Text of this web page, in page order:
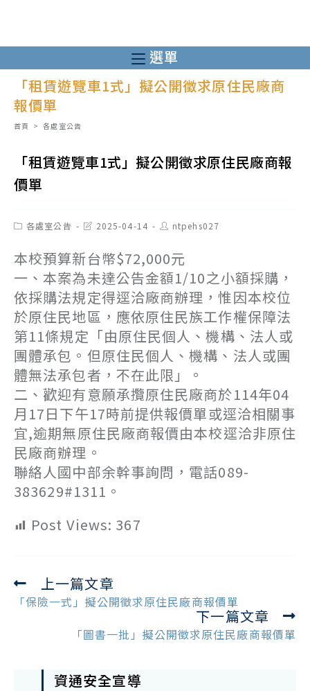
至
主
內
選單
「租賃遊覽車1式」擬公開徵求原住民廠商
報價單
首頁 > 各處室公告
「租賃遊覽車1式」擬公開徵求原住民廠商報
價單
Post各處室公告
Post2025-04-14
Post
author:
ntpehs027
本校預算新台幣$72,000元
一、本案為未達公告金額1/10之小額採購，
依採購法規定得逕洽廠商辦理，惟因本校位
於原住民地區，應依原住民族工作權保障法
第11條規定「由原住民個人、機構、法人或
團體承包。但原住民個人、機構、法人或團
體無法承包者，不在此限」。
二、歡迎有意願承攬原住民廠商於114年04
月17日下午17時前提供報價單或逕洽相關事
宜,逾期無原住民廠商報價由本校逕洽非原住
民廠商辦理。
聯絡人國中部余幹事詢問，電話089-
383629#1311。
Post Views: 367
Read
more
上一篇文章
「保險一式」擬公開徵求原住民廠商報價單
下一篇文章
「圖書一批」擬公開徵求原住民廠商報價單
資通安全宣導